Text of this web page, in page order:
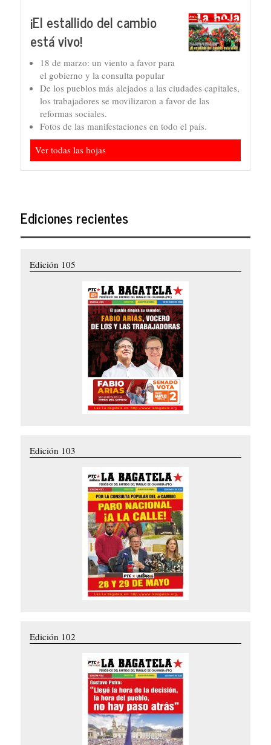
¡El estallido del cambio
está vivo!
18 de marzo: un viento a favor para
el gobierno y la consulta popular
De los pueblos más alejados a las ciudades capitales,
los trabajadores se movilizaron a favor de las
reformas sociales.
Fotos de las manifestaciones en todo el país.
Ver todas las hojas
Ediciones recientes
Edición 105
Edición 103
Edición 102